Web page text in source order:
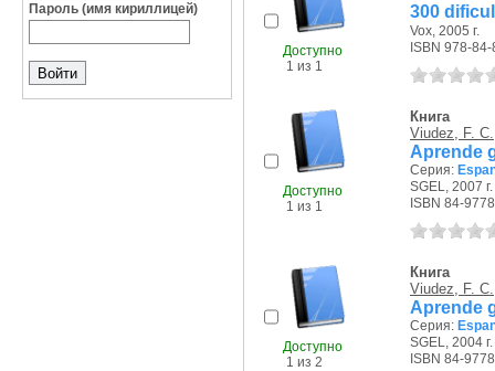
Пароль (имя кириллицей)
Доступно
1 из 1
300
Vox, 2005 г.
ISBN 978-
Доступно
1 из 1
Книга
Viudez, F. C.
Aprende
Серия:
SGEL, 2007 г.
ISBN 84-
Доступно
1 из 2
Книга
Viudez, F. C.
Aprende
Серия:
SGEL, 2004 г.
ISBN 84-